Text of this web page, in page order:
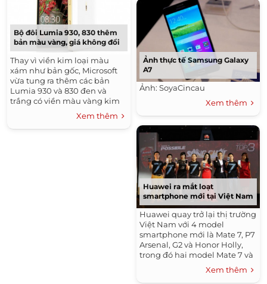
Bộ đôi Lumia 930, 830 thêm
bản màu vàng, giá không đổi
Thay vì viền kim loại màu
xám như bản gốc, Microsoft
vừa tung ra thêm các bản
Lumia 930 và 830 đen và
trắng có viền màu vàng kim
loại trông sang trọng hơn.
Xem thêm
Ảnh thực tế Samsung Galaxy
A7
Ảnh: SoyaCincau
Xem thêm
Huawei ra mắt loạt
smartphone mới tại Việt Nam
Huawei quay trở lại thị trường
Việt Nam với 4 model
smartphone mới là Mate 7, P7
Arsenal, G2 và Honor Holly,
trong đó hai model Mate 7 và
P7 Arsenal sẽ được bán ra
trong tháng 2 tại Việt Nam.
Xem thêm